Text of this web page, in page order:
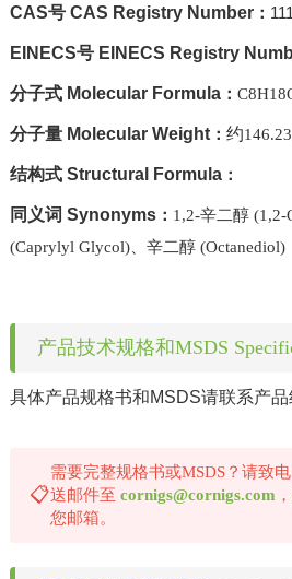
CAS号 CAS Registry Number：
EINECS号 EINECS Registry
分子式 Molecular Formula：
分子量 Molecular Weight： 约
结构式 Structural Formula：
同义词 Synonyms： 1,2-辛二醇 (1,2-
(Caprylyl Glycol)、辛二醇 (Octanediol)
产品技术规格和MSDS
具体产品规格书和MSDS请联系产品
📋
需要完整规格书或MSDS？请致电
送邮件至 cornigs@cornigs.com
您邮箱。